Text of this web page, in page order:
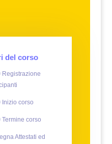
del corso
Registrazione
Inizio corso
Termine corso
Attestati ed